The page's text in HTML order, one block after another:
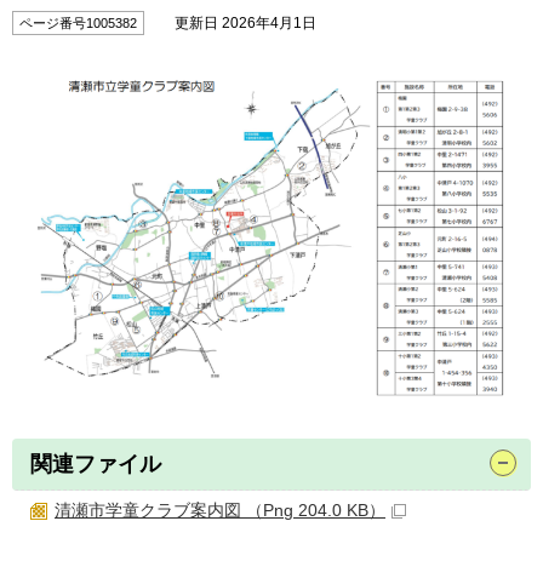
ページ番号1005382 更新日 2026年4月1日
関連ファイル
清瀬市学童クラブ案内図 （Png 204.0 KB）